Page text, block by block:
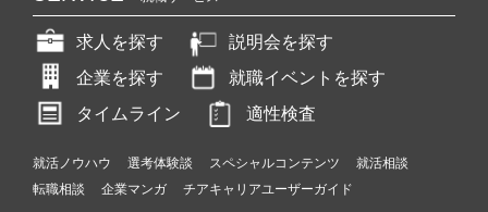
求人を探す
説明会を探す
企業を探す
就職イベントを探す
タイムライン
適性検査
就活ノウハウ 選考体験談 スペシャルコンテンツ
就活相談
転職相談
企業マンガ チアキャリアユーザーガイド